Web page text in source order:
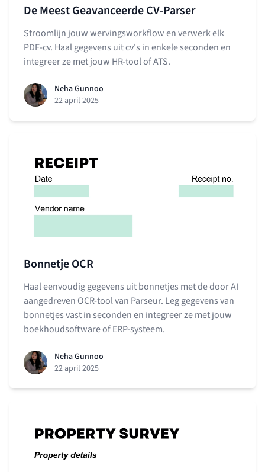
De Meest Geavanceerde CV-Parser
Stroomlijn jouw wervingsworkflow en verwerk elk
PDF-cv. Haal gegevens uit cv's in enkele seconden en
integreer ze met jouw HR-tool of ATS.
Neha Gunnoo
22 april 2025
Bonnetje OCR
Haal eenvoudig gegevens uit bonnetjes met de door AI
aangedreven OCR-tool van Parseur. Leg gegevens van
bonnetjes vast in seconden en integreer ze met jouw
boekhoudsoftware of ERP-systeem.
Neha Gunnoo
22 april 2025